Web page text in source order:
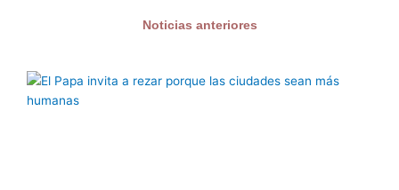
Noticias anteriores